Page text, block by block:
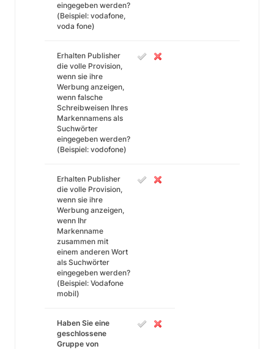
eingegeben werden?
(Beispiel: vodafone,
voda fone)
Erhalten Publisher
die volle Provision,
wenn sie ihre
Werbung anzeigen,
wenn falsche
Schreibweisen Ihres
Markennamens als
Suchwörter
eingegeben werden?
(Beispiel: vodofone)
Erhalten Publisher
die volle Provision,
wenn sie ihre
Werbung anzeigen,
wenn Ihr
Markenname
zusammen mit
einem anderen Wort
als Suchwörter
eingegeben werden?
(Beispiel: Vodafone
mobil)
Haben Sie eine
geschlossene
Gruppe von